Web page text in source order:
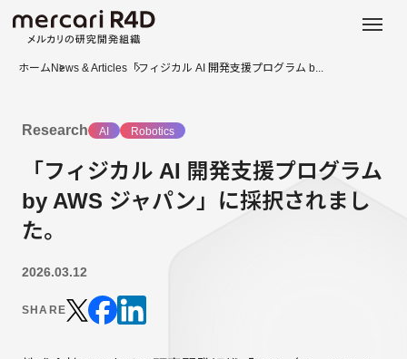
ホーム News & Articles 「フィジカル AI 開発支援プログラム b...
Research AI Robotics
「フィジカル AI 開発支援プログラム
by AWS ジャパン」に採択されまし
た。
2026.03.12
SHARE